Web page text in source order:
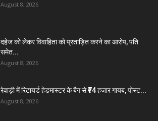
August 8, 2026
दहेज को लेकर विवाहिता को प्रताड़ित करने का आरोप, पति
समेत...
August 8, 2026
रेवाड़ी में रिटायर्ड हेडमास्टर के बैग से ₹74 हजार गायब, पोस्ट...
August 8, 2026